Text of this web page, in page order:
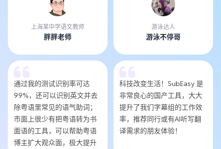
上海某中学语文教师
胖胖老师
游泳达人
游泳不停哥
通过我的测试识别率可达
99%，还可以识别英文并去
除粤语里常见的语气助词；
市面上很少有把粤语转为书
面语的工具，可以帮助粤语
博主扩大观众面，极大提升
科技改变生活！SubEasy 是
非常良心的国产工具，大大
提升了我们字幕组的工作效
率，推荐同行或有AI听写翻
译需求的朋友体验！